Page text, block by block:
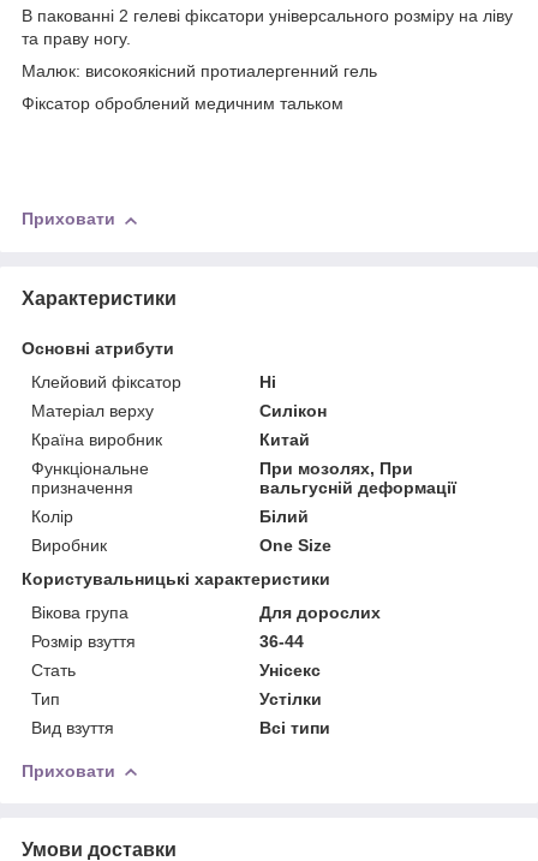
В пакованні 2 гелеві фіксатори універсального розміру на ліву
та праву ногу.
Малюк: високоякісний протиалергенний гель
Фіксатор оброблений медичним тальком
Приховати
Характеристики
Основні атрибути
Клейовий фіксатор
Ні
Матеріал верху
Силікон
Країна виробник
Китай
Функціональне
призначення
При мозолях, При
вальгусній деформації
Колір
Білий
Виробник
One Size
Користувальницькі характеристики
Вікова група
Для дорослих
Розмір взуття
36-44
Стать
Унісекс
Тип
Устілки
Вид взуття
Всі типи
Приховати
Умови доставки